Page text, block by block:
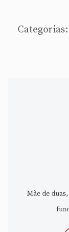
Categorias:
Mãe de duas,